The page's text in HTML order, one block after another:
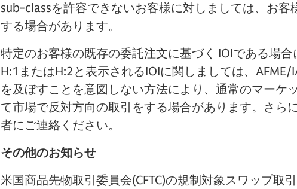
sub-classを許容できないお客様に対しましては、お
する場合があります。
特定のお客様の既存の委託注文に基づく IOIである場合
H:1またはH:2と表示されるIOIに関しましては、
を及ぼすことを意図しない方法により、通常のマーケ
て市場で反対方向の取引をする場合があります。さら
者にご連絡ください。
その他のお知らせ
米国商品先物取引委員会(CFTC)の規制対象スワップ取